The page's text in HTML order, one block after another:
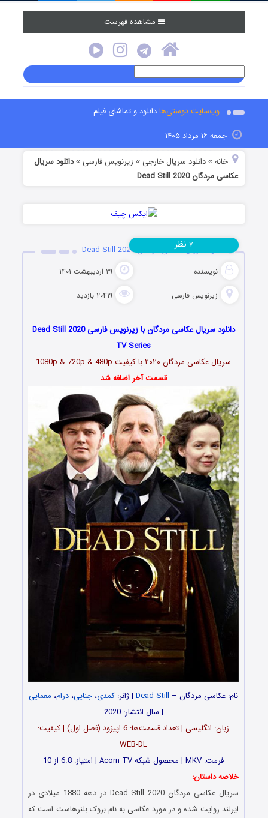
مشاهده فهرست
وب‌سایت دوستی‌هادانلود و تماشای فیلم
جمعه ۱۶ مرداد ۱۴۰۵
خانه »دانلود سریال خارجی » زیرنویس فارسی »دانلود سریال
عکاسی مردگان Dead Still 2020
دانلود سریال عکاسی مردگان Dead Still 2020
نویسنده ۲۹ اردیبهشت ۱۴۰۱
زیرنویس فارسی ۲۰۴۱۹ بازدید
۷ نظر
دانلود سریال عکاسی مردگان با زیرنویس فارسی Dead Still 2020
TV Series
سریال عکاسی مردگان ۲۰۲۰ با کیفیت 1080p & 720p & 480p
قسمت آخر اضافه شد
نام: عکاسی مردگان – Dead Still | ژانر: کمدی، جنایی، درام، معمایی
| سال انتشار: 2020
زبان: انگلیسی | تعداد قسمت‌‌‌ها: 6 اپیزود (فصل اول) | کیفیت:
WEB-DL
فرمت: MKV | محصول شبکه Acorn TV | امتیاز: 6.8 از 10
خلاصه داستان:
سریال عکاسی مردگان Dead Still 2020 در دهه 1880 میلادی در
ایرلند روایت شده و در مورد عکاسی به نام بروک بلنرهاست است که